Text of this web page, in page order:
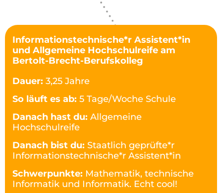
Informationstechnische*r Assistent*in
und Allgemeine Hochschulreife am
Bertolt-Brecht-Berufskolleg
Dauer: 3,25 Jahre
So läuft es ab: 5 Tage/Woche Schule
Danach hast du: Allgemeine
Hochschulreife
Danach bist du: Staatlich geprüfte*r
Informationstechnische*r Assistent*in
Schwerpunkte: Mathematik, technische
Informatik und Informatik. Echt cool!